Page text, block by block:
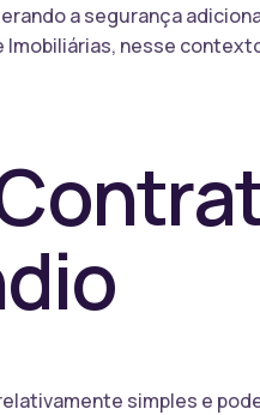
a segurança
nesse
simples e